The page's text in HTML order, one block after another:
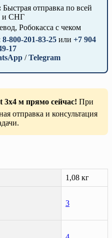
Быстрая отправка по всей
и СНГ
Робокасса с чеком
8-800-201-83-25 или +7 904
17
/Telegram
3х4 м прямо сейчас! При
отправка и консультация
1,08 кг
3